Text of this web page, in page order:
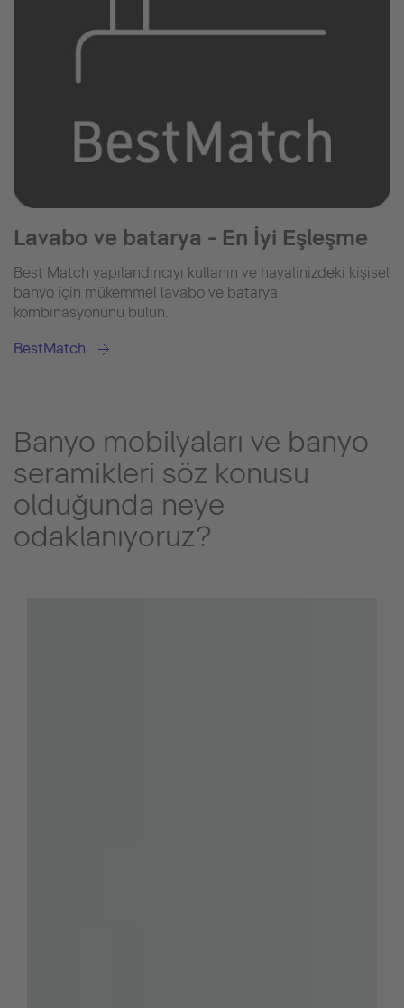
Lavabo ve batarya - En İyi Eşleşme
Best Match yapılandırıcıyı kullanın ve hayalinizdeki kişisel
banyo için mükemmel lavabo ve batarya
kombinasyonunu bulun.
BestMatch
Banyo mobilyaları ve banyo
seramikleri söz konusu
olduğunda neye
odaklanıyoruz?